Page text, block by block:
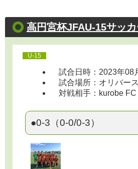
高円宮杯JFAU-15サッ
U-15
試合日時：2023年08
試合場所：オリバー
対戦相手：kurobe FC
●0-3（0-0/0-3）